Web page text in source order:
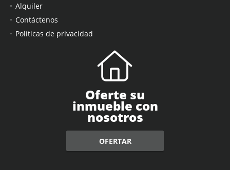
Alquiler
Contáctenos
Políticas de privacidad
Oferte su
inmueble con
nosotros
OFERTAR